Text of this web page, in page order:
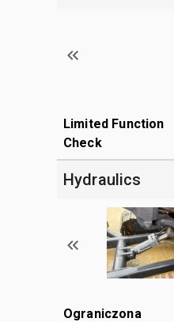
Limited Function
Check
Hydraulics
Ograniczona